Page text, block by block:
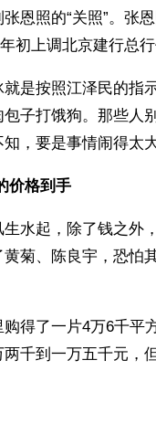
恩照的“关照”。张
初上调北京建行总行
是按照江泽民的指
子打饿狗。那些人
，要是事情闹得太
价格到手
水起，除了钱之外
菊、陈良宇，恐怕
得了一片4万6千平
千到一万五千元，